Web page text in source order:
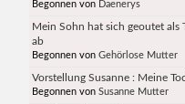
Begonnen von Daenerys
Mein Sohn hat sich geoutet als
ab
Begonnen vonGehörlose Mutter
Vorstellung Susanne : Meine
Begonnen vonSusanne Mutter